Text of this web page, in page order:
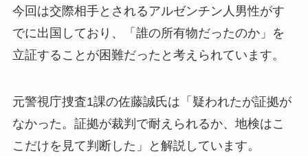
今回は交際相手とされるアルゼンチン人男性がす
でに出国しており、「誰の所有物だったのか」を
立証することが困難だったと考えられています。
元警視庁捜査1課の佐藤誠氏は「疑われたが証拠が
なかった。証拠が裁判で耐えられるか、地検はこ
こだけを見て判断した」と解説しています。